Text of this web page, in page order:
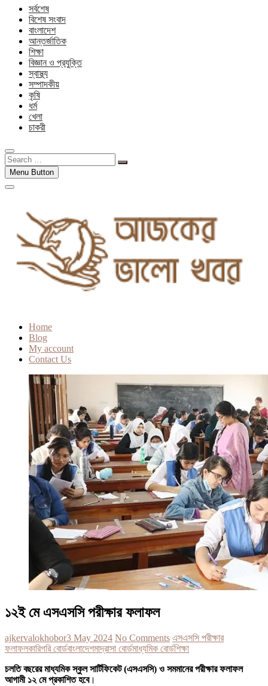
সর্বশেষ
বিশেষ সংবাদ
বাংলাদেশ
আন্তর্জাতিক
শিক্ষা
বিজ্ঞান ও প্রযুক্তি
স্বাস্থ্য
সম্পাদকীয়
কৃষি
ধর্ম
খেলা
চাকরী
Search
…Menu Button
Home
Blog
My account
Contact Us
১২ই মে এসএসসি পরীক্ষার ফলাফল
ajkervalokhobor3 May 2024 No Comments এসএসসি পরীক্ষার
ফলাফলকারিগরি বোর্ডবাংলাদেশমাদ্রাসা বোর্ডমাধ্যমিক বোর্ডশিক্ষা
চলতি বছরের মাধ্যমিক স্কুল সার্টিফিকেট (এসএসসি) ও সমমানের পরীক্ষার ফলাফল
আগামী ১২ মে প্রকাশিত হবে।